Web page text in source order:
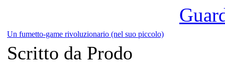
Un fumetto-game rivoluzionario (nel suo piccolo)
Scritto da Prodo